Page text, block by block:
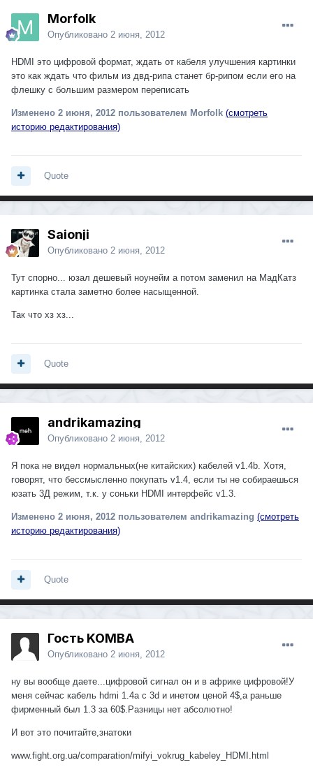
Morfolk
Опубликовано 2 июня, 2012
HDMI это цифровой формат, ждать от кабеля улучшения картинки
это как ждать что фильм из двд-рипа станет бр-рипом если его на
флешку с большим размером переписать
Изменено 2 июня, 2012 пользователем Morfolk (смотреть
историю редактирования)
Quote
Saionji
Опубликовано 2 июня, 2012
Тут спорно... юзал дешевый ноунейм а потом заменил на МадКатз
картинка стала заметно более насыщенной.
Так что хз хз...
Quote
andrikamazing
Опубликовано 2 июня, 2012
Я пока не видел нормальных(не китайских) кабелей v1.4b. Хотя,
говорят, что бессмысленно покупать v1.4, если ты не собираешься
юзать 3Д режим, т.к. у соньки HDMI интерфейс v1.3.
Изменено 2 июня, 2012 пользователем andrikamazing (смотреть
историю редактирования)
Quote
Гость KOMBA
Опубликовано 2 июня, 2012
ну вы вообще даете...цифровой сигнал он и в африке цифровой!У
меня сейчас кабель hdmi 1.4a с 3d и инетом ценой 4$,а раньше
фирменный был 1.3 за 60$.Разницы нет абсолютно!
И вот это почитайте,знатоки
www.fight.org.ua/comparation/mifyi_vokrug_kabeley_HDMI.html